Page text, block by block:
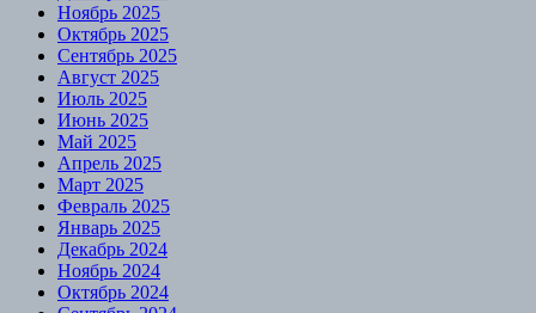
Ноябрь 2025
Октябрь 2025
Сентябрь 2025
Август 2025
Июль 2025
Июнь 2025
Май 2025
Апрель 2025
Март 2025
Февраль 2025
Январь 2025
Декабрь 2024
Ноябрь 2024
Октябрь 2024